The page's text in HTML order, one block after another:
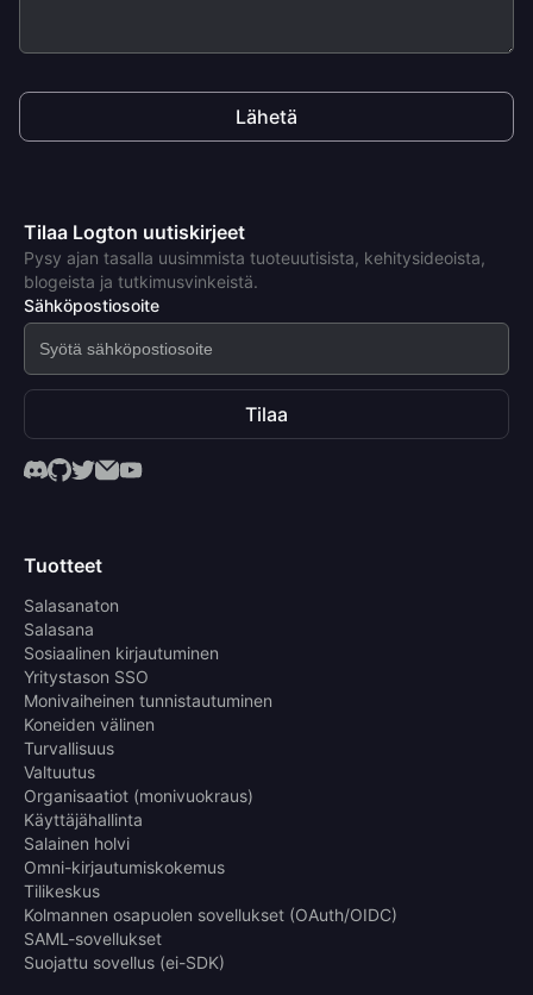
Lähetä
Tilaa Logton uutiskirjeet
Pysy ajan tasalla uusimmista tuoteuutisista, kehitysideoista,
blogeista ja tutkimusvinkeistä.
Sähköpostiosoite
Tilaa
Tuotteet
Salasanaton
Salasana
Sosiaalinen kirjautuminen
Yritystason SSO
Monivaiheinen tunnistautuminen
Koneiden välinen
Turvallisuus
Valtuutus
Organisaatiot (monivuokraus)
Käyttäjähallinta
Salainen holvi
Omni-kirjautumiskokemus
Tilikeskus
Kolmannen osapuolen sovellukset (OAuth/OIDC)
SAML-sovellukset
Suojattu sovellus (ei-SDK)